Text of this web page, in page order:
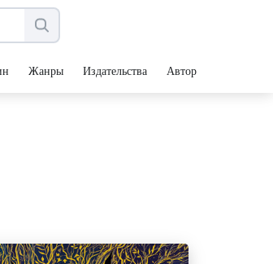
Жанры Издательства Авторы